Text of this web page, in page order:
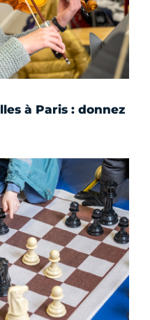
à Paris : donnez